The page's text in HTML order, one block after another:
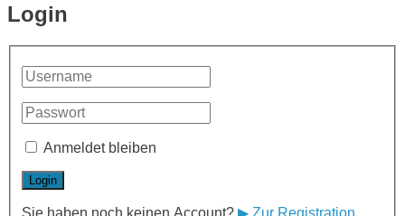
Login
Anmeldet bleiben